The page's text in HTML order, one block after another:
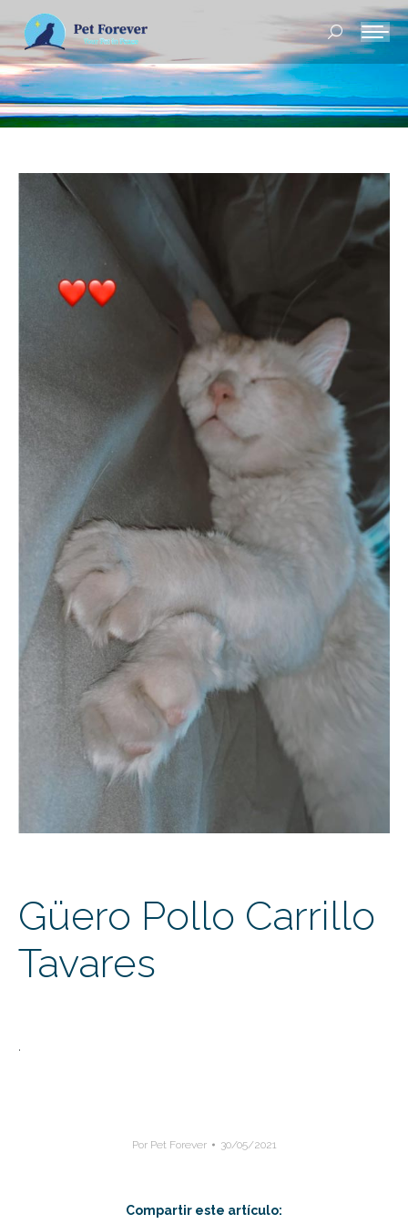
Buscar:
Güero Pollo Carrillo
Tavares
.
Por Pet Forever 30/05/2021
Compartir este artículo: